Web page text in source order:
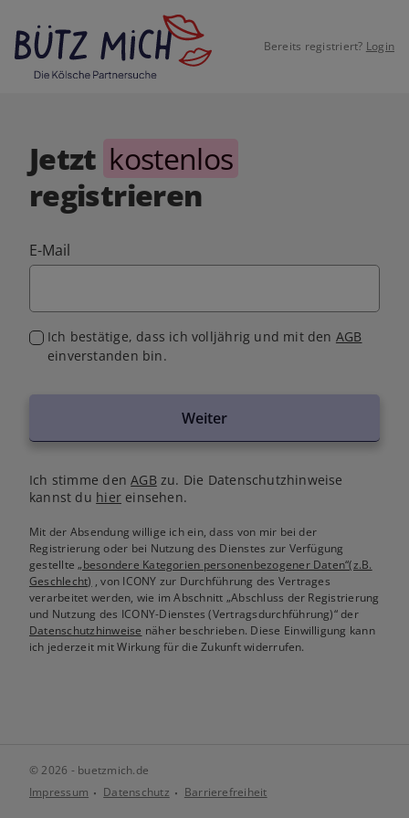
Bereits registriert? Login
Jetzt kostenlos
registrieren
E-Mail
Ich bestätige, dass ich volljährig und mit den AGB
einverstanden bin.
Weiter
Ich stimme denAGB zu. Die Datenschutzhinweise
kannst du hiereinsehen.
Mit der Absendung willige ich ein, dass von mir bei der
Registrierung oder bei Nutzung des Dienstes zur Verfügung
gestellte„besondere Kategorien personenbezogener Daten“(z.B.
Geschlecht) , von ICONY zur Durchführung des Vertrages
verarbeitet werden, wie im Abschnitt „Abschluss der Registrierung
und Nutzung des ICONY-Dienstes (Vertragsdurchführung)“ der
Datenschutzhinweise näher beschrieben. Diese Einwilligung kann
ich jederzeit mit Wirkung für die Zukunft widerrufen.
© 2026 - buetzmich.de
Impressum
Datenschutz Barrierefreiheit